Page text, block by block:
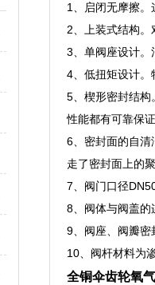
1、启闭无摩擦。
2、上装式结构。
3、单阀座设计。
4、低扭矩设计。
5、楔形密封结构
性能都有可靠保证
6、密封面的自清
走了密封面上的
7、阀门口径
8、阀体与阀盖的
9、阀座、阀瓣密
10、阀杆材料为
全铜伞齿轮氧